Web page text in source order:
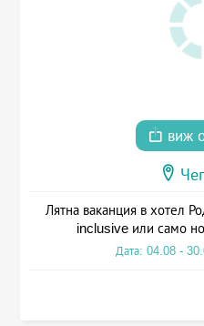
виж
Лятна ваканция в хотел
inclusive или само
Дата: 04.08 -